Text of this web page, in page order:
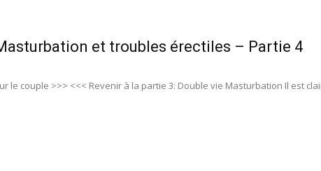
et troubles érectiles – Partie 4
le couple >>> <<< Revenir à la partie 3: Double vie Masturbation Il est